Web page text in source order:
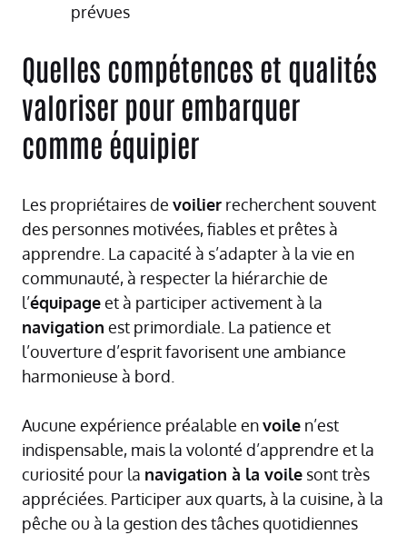
prévues
Quelles compétences et qualités
valoriser pour embarquer
comme équipier
Les propriétaires de voilier recherchent souvent
des personnes motivées, fiables et prêtes à
apprendre. La capacité à s’adapter à la vie en
communauté, à respecter la hiérarchie de
l’équipageet à participer activement à la
navigation est primordiale. La patience et
l’ouverture d’esprit favorisent une ambiance
harmonieuse à bord.
Aucune expérience préalable envoile n’est
indispensable, mais la volonté d’apprendre et la
curiosité pour la navigation à la voile sont très
appréciées. Participer aux quarts, à la cuisine, à la
pêche ou à la gestion des tâches quotidiennes